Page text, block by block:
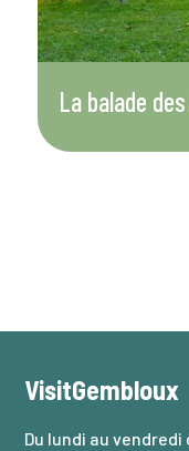
La balade
VisitGembloux
Du lundi au vendredi